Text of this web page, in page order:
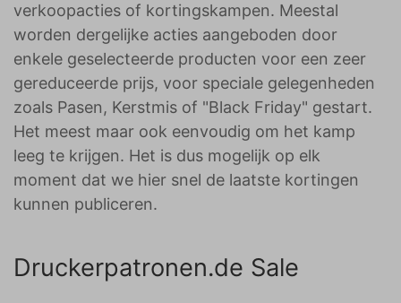
verkoopacties of kortingskampen. Meestal
worden dergelijke acties aangeboden door
enkele geselecteerde producten voor een zeer
gereduceerde prijs, voor speciale gelegenheden
zoals Pasen, Kerstmis of "Black Friday" gestart.
Het meest maar ook eenvoudig om het kamp
leeg te krijgen. Het is dus mogelijk op elk
moment dat we hier snel de laatste kortingen
kunnen publiceren.
Druckerpatronen.de Sale